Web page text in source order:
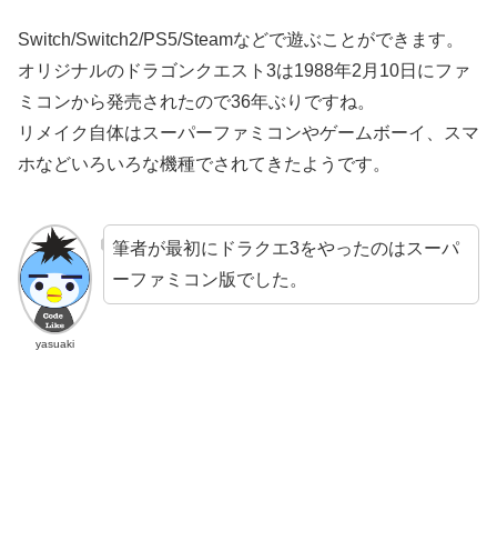
Switch/Switch2/PS5/Steamなどで遊ぶことができます。
オリジナルのドラゴンクエスト3は1988年2月10日にファ
ミコンから発売されたので36年ぶりですね。
リメイク自体はスーパーファミコンやゲームボーイ、スマ
ホなどいろいろな機種でされてきたようです。
yasuaki
筆者が最初にドラクエ3をやったのはスーパ
ーファミコン版でした。